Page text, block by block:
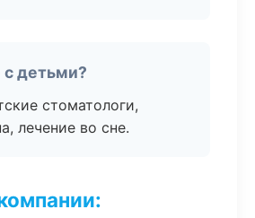
с детьми?
стоматологи,
лечение во сне.